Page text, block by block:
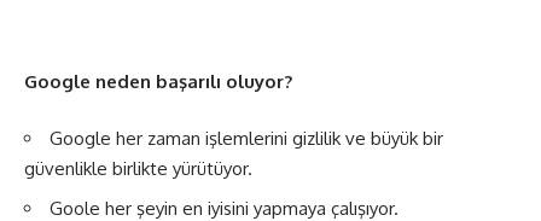
Google neden başarılı oluyor?
Google her zaman işlemlerini gizlilik ve büyük bir
güvenlikle birlikte yürütüyor.
Goole her şeyin en iyisini yapmaya çalışıyor.